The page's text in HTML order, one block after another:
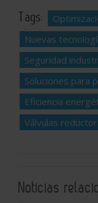
Tags:
Nuevas
Seguridad
Soluciones para
Eficiencia
Válvulas
Noticias